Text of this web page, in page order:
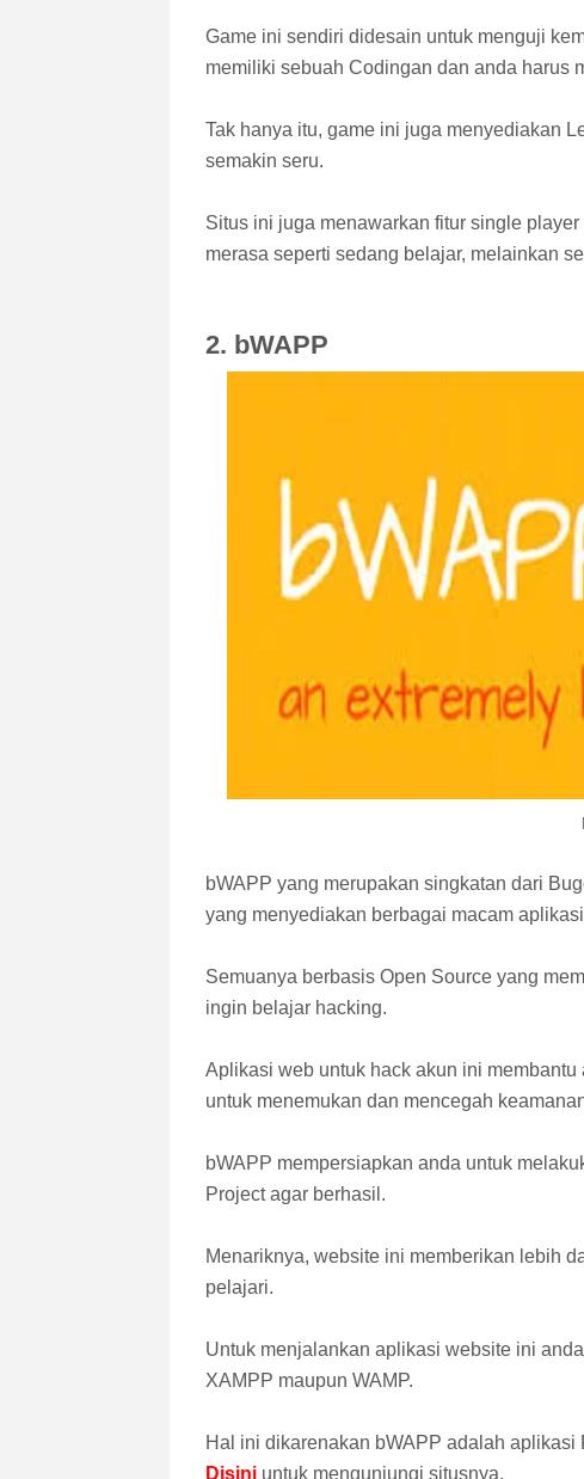
Game ini sendiri didesain untuk menguji
memiliki sebuah Codingan dan anda harus
Tak hanya itu, game ini juga menyediakan
semakin seru.
Situs ini juga menawarkan fitur single
merasa seperti sedang belajar, melainkan
2. bWAPP
bWAPP yang merupakan singkatan dari
yang menyediakan berbagai macam
Semuanya berbasis Open Source yang
ingin belajar hacking.
Aplikasi web untuk hack akun ini
untuk menemukan dan mencegah
bWAPP mempersiapkan anda untuk
Project agar berhasil.
Menariknya, website ini memberikan lebih
pelajari.
Untuk menjalankan aplikasi website ini
XAMPP maupun WAMP.
Hal ini dikarenakan bWAPP adalah
Disini untuk mengunjungi situsnya.